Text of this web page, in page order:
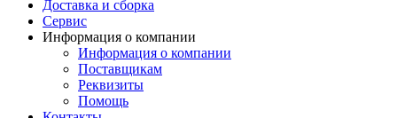
Доставка и сборка
Сервис
Информация о компании
Информация о компании
Поставщикам
Реквизиты
Помощь